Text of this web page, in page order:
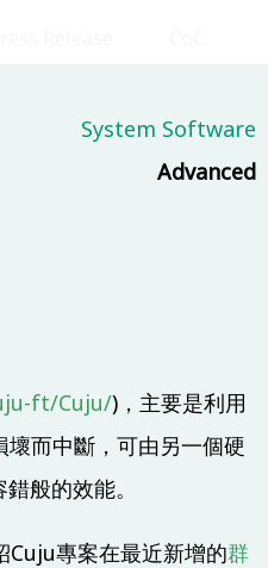
System Software
Advanced
ft/Cuju/)，主要是利用
而中斷，可由另一個硬
般的效能。
Cuju專案在最近新增的群